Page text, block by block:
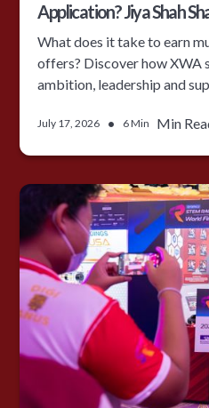
Application? Jiya Shah
What does it take to earn
offers? Discover how XWA
ambition, leadership and
July 17, 2026 • 6 Min Min